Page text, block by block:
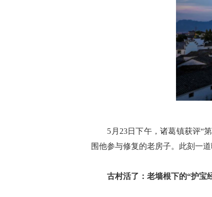
5月23日下午，诸葛镇获评“第
围他参与修复的老房子。此刻一
古村活了：老墙根下的“护宝